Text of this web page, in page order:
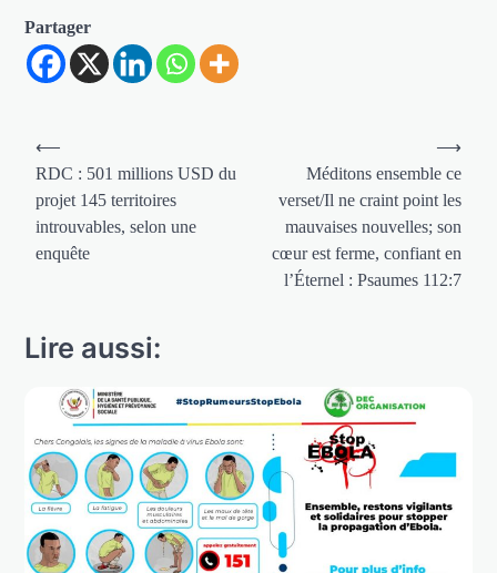
Partager
Navigation
de
l’article
⟵
RDC : 501 millions USD du
projet 145 territoires
introuvables, selon une
enquête
Méditons ensemble ce
verset/Il ne craint point les
mauvaises nouvelles; son
cœur est ferme, confiant en
l’Éternel : Psaumes 112:7
⟶
Lire aussi: